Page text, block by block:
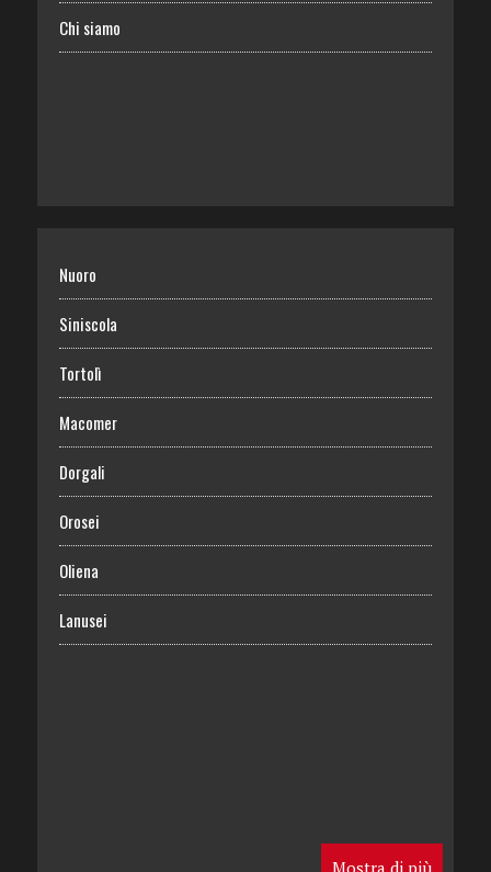
Chi siamo
Nuoro
Siniscola
Tortolì
Macomer
Dorgali
Orosei
Oliena
Lanusei
Mostra di più